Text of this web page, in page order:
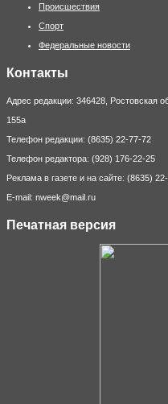
Происшествия
Спорт
Федеральные новости
Контакты
Адрес редакции: 346428, Ростовская
155а
Телефон редакции: (8635) 22-77-72
Телефон редактора: (928) 176-22-25
Реклама в газете и на сайте: (8635)
E-mail: nweek@mail.ru
Печатная версия